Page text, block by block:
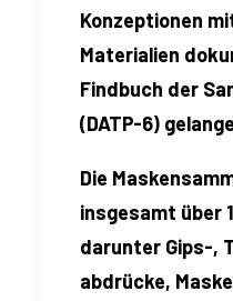
Konzeptionen
Materialien
Findbuch der
(DATP-6)
Die
insgesamt über
darunter Gips-,
abdrücke,